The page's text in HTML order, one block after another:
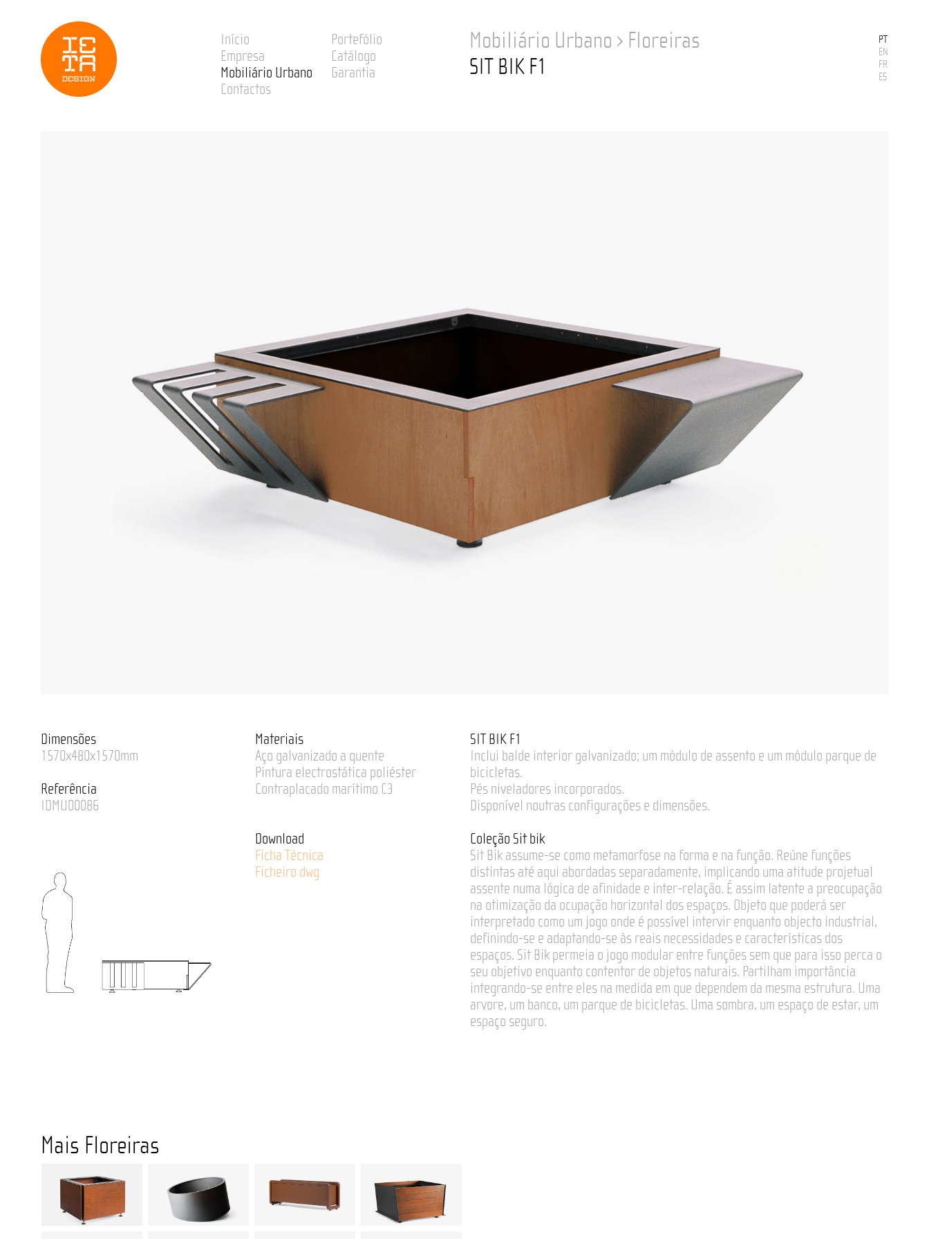
Início
Portefólio
Empresa
Catálogo
Mobiliário Urbano
Garantia
Contactos
Mobiliário Urbano › Floreiras
SIT BIK F1
PT
EN
FR
ES
SIT BIK F1
Inclui balde interior galvanizado; um módulo de assento e um módulo parque de
bicicletas.
Pés niveladores incorporados.
Disponível noutras configurações e dimensões.
Coleção Sit bik
Sit Bik assume-se como metamorfose na forma e na função. Reúne funções
distintas até aqui abordadas separadamente, implicando uma atitude projetual
assente numa lógica de afinidade e inter-relação. É assim latente a preocupação
na otimização da ocupação horizontal dos espaços. Objeto que poderá ser
interpretado como um jogo onde é possível intervir enquanto objecto industrial,
definindo-se e adaptando-se às reais necessidades e características dos
espaços. Sit Bik permeia o jogo modular entre funções sem que para isso perca o
seu objetivo enquanto contentor de objetos naturais. Partilham importância
integrando-se entre eles na medida em que dependem da mesma estrutura. Uma
arvore, um banco, um parque de bicicletas. Uma sombra, um espaço de estar, um
espaço seguro.
Dimensões
1570x480x1570mm
Referência
IDMU00086
Materiais
Aço galvanizado a quente
Pintura electrostática poliéster
Contraplacado marítimo C3
Download
Ficha Técnica
Ficheiro dwg
Mais Floreiras